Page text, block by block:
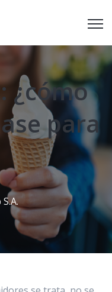
¿cómo
para